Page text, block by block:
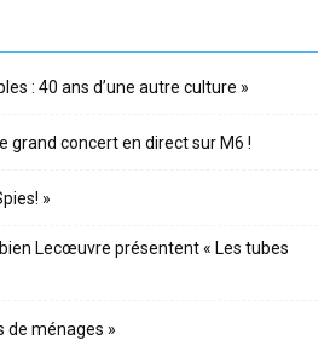
: 40 ans d’une autre culture »
grand concert en direct sur M6 !
»
Lecœuvre présentent « Les tubes
de ménages »